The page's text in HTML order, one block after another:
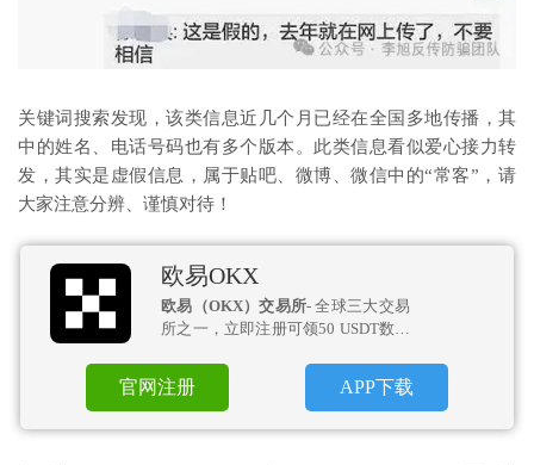
关键词搜索发现，该类信息近几个月已经在全国多地传播，其
中的姓名、电话号码也有多个版本。此类信息看似爱心接力转
发，其实是虚假信息，属于贴吧、微博、微信中的“常客”，请
大家注意分辨、谨慎对待！
欧易OKX
欧易（OKX）交易所- 全球三大交易
所之一，立即注册可领50 USDT数币
官网注册 APP下载